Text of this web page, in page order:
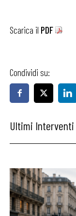
Scarica il PDF
Condividi su:
Ultimi Interventi